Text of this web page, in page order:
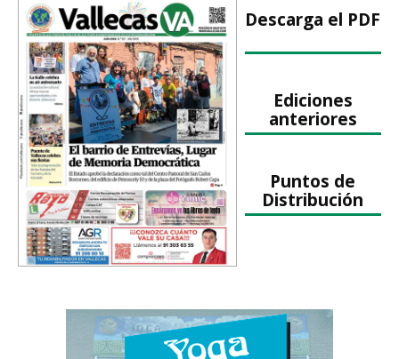
Descarga el PDF
Ediciones
anteriores
Puntos de
Distribución